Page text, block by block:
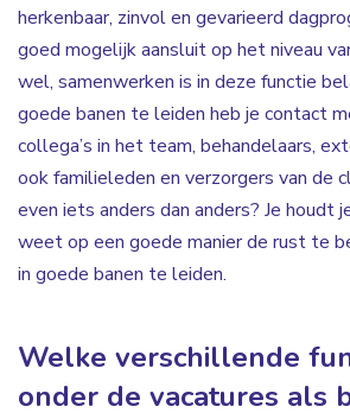
herkenbaar, zinvol en gevarieerd
goed mogelijk aansluit op het niveau
wel, samenwerken is in deze functie
goede banen te leiden heb je contact
collega’s in het team, behandelaars,
ook familieleden en verzorgers van de
even iets anders dan anders? Je houdt
weet op een goede manier de rust te
in goede banen te leiden.
Welke verschillende
onder de vacatures als